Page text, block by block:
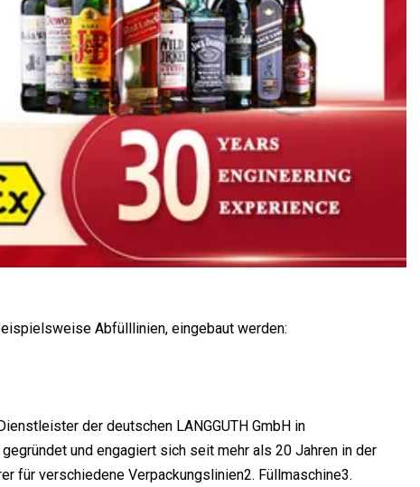
Abfülllinien, eingebaut werden:
der deutschen LANGGUTH GmbH in
und engagiert sich seit mehr als 20 Jahren in der
für verschiedene Verpackungslinien2. Füllmaschine3.